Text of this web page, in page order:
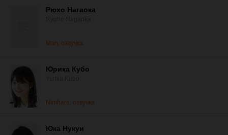
Рюхо Нагаока
Man, озвучка
Юрика Кубо
Nimhara, озвучка
Юка Нукуи